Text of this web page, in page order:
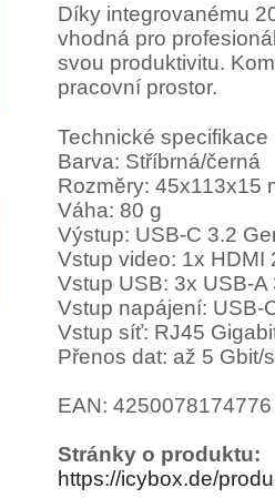
Díky integrovanému
vhodná pro
svou produktivitu.
pracovní prostor.
Technické specifikace
Barva: Stříbrná/černá
Rozměry: 45x113x15
Váha: 80 g
Výstup: USB-C 3.2
Vstup video: 1x HDMI
Vstup USB: 3x USB-A
Vstup napájení: USB-
Vstup síť: RJ45
Přenos dat: až 5 Gbit/s
EAN: 4250078174776
Stránky o produktu:
https://icybox.de/